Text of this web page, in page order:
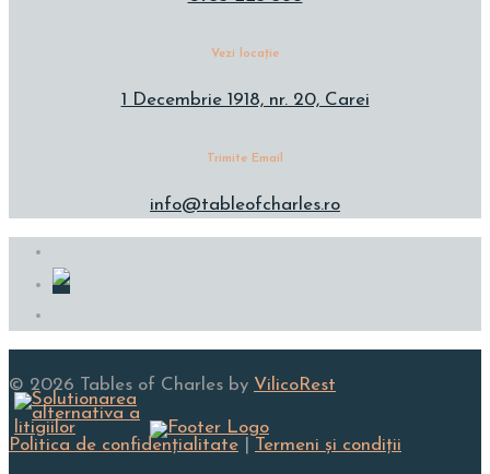
Vezi locație
1 Decembrie 1918, nr. 20, Carei
Trimite Email
info@tableofcharles.ro
© 2026 Tables of Charles by VilicoRest
Politica de confidenţialitate Termeni și condiţii